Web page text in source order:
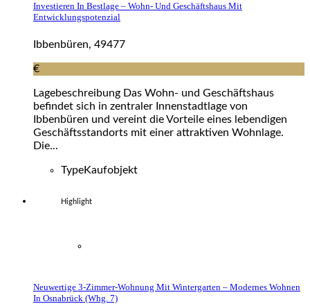
Investieren In Bestlage – Wohn- Und Geschäftshaus Mit
Entwicklungspotenzial
Ibbenbüren, 49477
€
Lagebeschreibung Das Wohn- und Geschäftshaus
befindet sich in zentraler Innenstadtlage von
Ibbenbüren und vereint die Vorteile eines lebendigen
Geschäftsstandorts mit einer attraktiven Wohnlage.
Die...
TypeKaufobjekt
Highlight
Neuwertige 3-Zimmer-Wohnung Mit Wintergarten – Modernes Wohnen
In Osnabrück (whg. 7)